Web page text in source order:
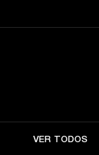
VER TODOS